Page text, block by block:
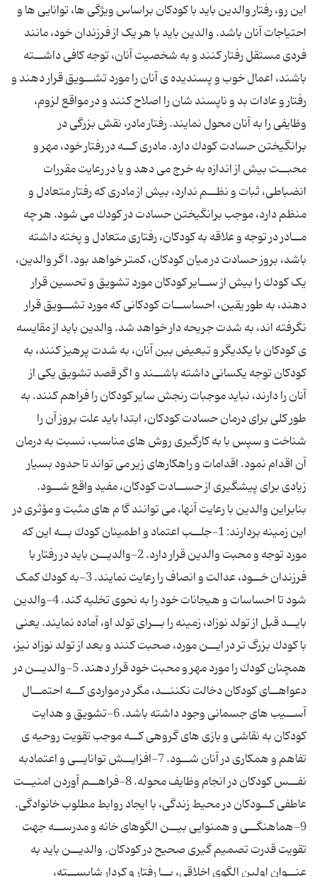
این رو، رفتار والدین باید با کودکان براساس ویژگى ها، توانایى ها و
احتیاجات آنان باشد. والدین باید با هر یک از فرزندان خود، مانند
فردى مستقل رفتار کنند و به شخصیت آنان، توجه کافى داشــته
باشند، اعمال خوب و پسندیده ى آنان را مورد تشــویق قرار دهند و
رفتار و عادات بد و ناپسند شان را اصلاح کنند و در مواقع لزوم،
وظایفى را به آنان محول نمایند. رفتار مادر، نقش بزرگى در
برانگیختن حسادت کودك دارد. مادرى کــه در رفتار خود، مهر و
محبــت بیش از اندازه به خرج مى دهد و یا در رعایت مقررات
انضباطى، ثبات و نظــم ندارد، بیش از مادرى که رفتار متعادل و
منظم دارد، موجب برانگیختن حسادت در کودك مى شود. هر چه
مــادر در توجه و علاقه به کودکان، رفتارى متعادل و پخته داشته
باشد، بروز حسادت در میان کودکان، کمتر خواهد بود. اگر والدین،
یک کودك را بیش از ســایر کودکان مورد تشویق و تحسین قرار
دهند، به طور یقین، احساســات کودکانى که مورد تشــویق قرار
نگرفته اند، به شدت جریحه دار خواهد شد. والدین باید از مقایسه
ى کودکان با یکدیگر و تبعیض بین آنان، به شدت پرهیز کنند، به
کودکان توجه یکسانى داشته باشــند و اگر قصد تشویق یکى از
آنان را دارند، نباید موجبات رنجش سایر کودکان را فراهم کنند. به
طور کلى براى درمان حسادت کودکان، ابتدا باید علت بروز آن را
شناخت و سپس با به کارگیرى روش هاى مناسب، نسبت به درمان
آن اقدام نمود. اقدامات و راهکارهاى زیر مى تواند تا حدود بسیار
زیادى براى پیشگیرى از حســادت کودکان، مفید واقع شــود.
بنابراین والدین با رعایت آنها، مى توانند گا م هاى مثبت و مؤثرى در
این زمینه بردارند: 1-جلــب اعتماد و اطمینان کودك بــه این که
مورد توجه و محبت والدین قرار دارد. 2-والدیــن باید در رفتار با
فرزندان خــود، عدالت و انصاف را رعایت نمایند. 3-به کودك کمک
شود تا احساسات و هیجانات خود را به نحوى تخلیه کند. 4-والدین
بایــد قبل از تولد نوزاد، زمینه را بــراى تولد او، آماده نمایند. یعنى
با کودك بزرگ تر در ایــن مورد، صحبت کنند و بعد از تولد نوزاد نیز،
همچنان کودك را مورد مهر و محبت خود قرار دهند. 5-والدیــن در
دعواهــاى کودکان دخالت نکننــد، مگر در مواردى کــه احتمــال
آســیب هاى جسمانى وجود داشته باشد. 6-تشویق و هدایت
کودکان به نقاشى و بازى هاى گروهى کــه موجب تقویت روحیه ى
تفاهم و همکارى در آنان شــود. 7-افزایــش توانایــى و اعتمادبه
نفــس کودکان در انجام وظایف محوله. 8-فراهــم آوردن امنیــت
عاطفى کــودکان در محیط زندگى، با ایجاد روابط مطلوب خانوادگى.
9-هماهنگــى و همنوایى بیــن الگوهاى خانه و مدرســه جهت
تقویت قدرت تصمیم گیرى صحیح در کودکان. والدیــن باید به
عنــوان اولین الگوى اخلاقى، بــا رفتار و کردار شایســته،